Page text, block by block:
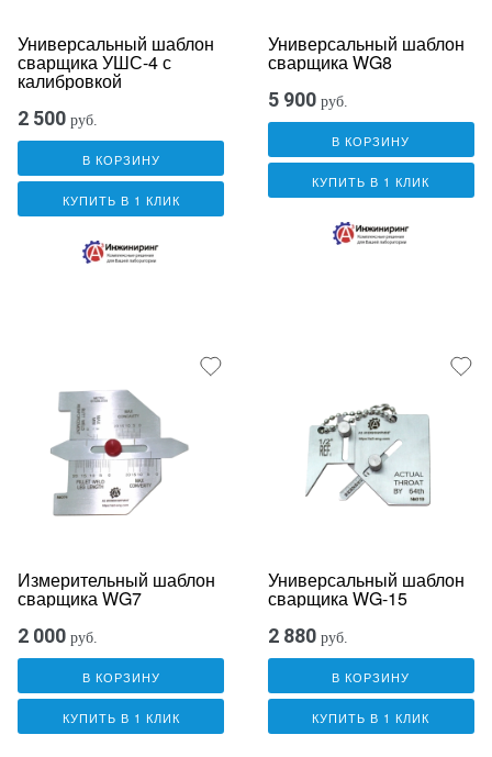
Универсальный шаблон
сварщика УШС-4 с
калибровкой
2 500 руб.
В КОРЗИНУ
КУПИТЬ В 1 КЛИК
Универсальный шаблон
сварщика WG8
5 900 руб.
В КОРЗИНУ
КУПИТЬ В 1 КЛИК
Измерительный шаблон
сварщика WG7
2 000 руб.
В КОРЗИНУ
КУПИТЬ В 1 КЛИК
Универсальный шаблон
сварщика WG-15
2 880 руб.
В КОРЗИНУ
КУПИТЬ В 1 КЛИК